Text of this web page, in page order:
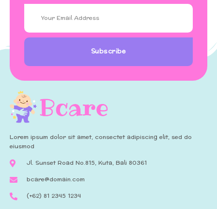
Subscribe
Lorem ipsum dolor sit amet, consectet adipiscing elit, sed do
eiusmod
Jl. Sunset Road No.815, Kuta, Bali 80361
bcare@domain.com
(+62) 81 2345 1234